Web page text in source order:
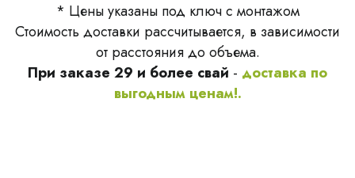
* Цены указаны под ключ с монтажом
Стоимость доставки рассчитывается, в зависимости
от расстояния до объема.
При заказе 29 и более свай - доставка по
выгодным ценам!.